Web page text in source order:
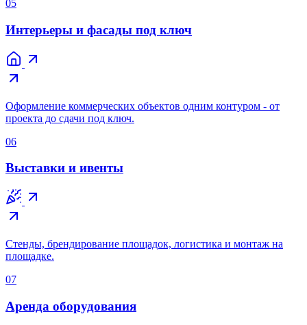
05
Интерьеры и фасады под ключ
Оформление коммерческих объектов одним контуром - от
проекта до сдачи под ключ.
06
Выставки и ивенты
Стенды, брендирование площадок, логистика и монтаж на
площадке.
07
Аренда оборудования